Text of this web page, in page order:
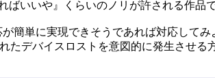
ばいいや』くらいのノリが許される作品
簡単に実現できそうであれば対応してみ
たデバイスロストを意図的に発生させる